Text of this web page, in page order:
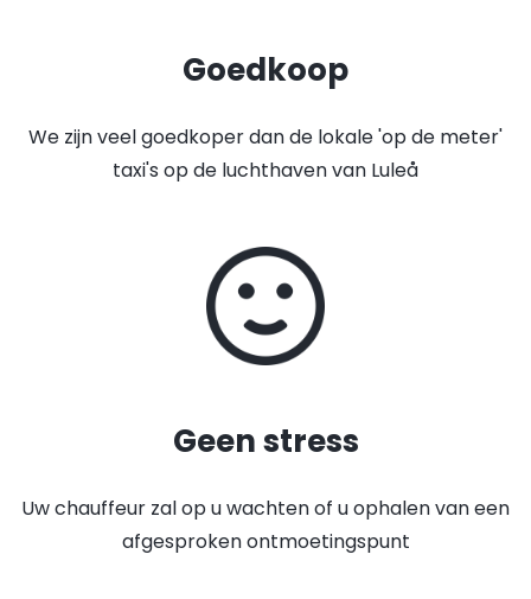
Goedkoop
We zijn veel goedkoper dan de lokale 'op de meter'
taxi's op de luchthaven van Luleå
Geen stress
Uw chauffeur zal op u wachten of u ophalen van een
afgesproken ontmoetingspunt